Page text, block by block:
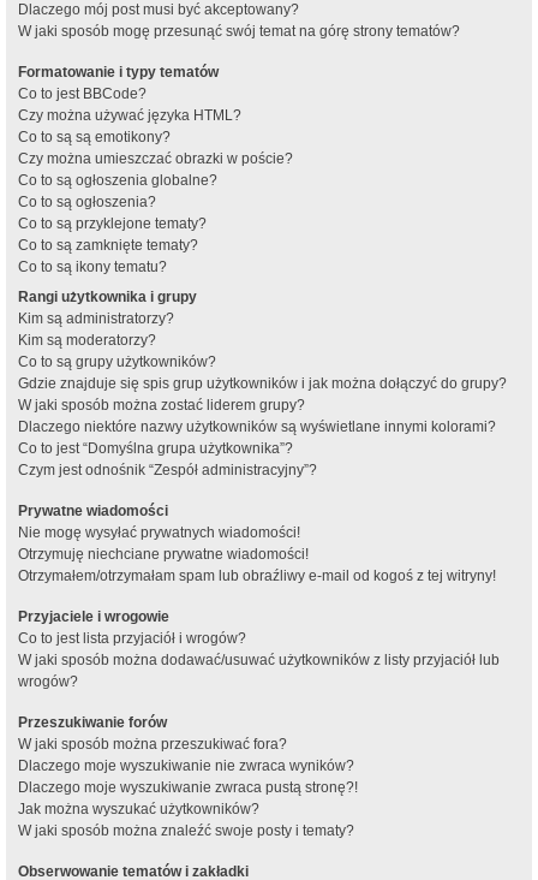
Dlaczego mój post musi być akceptowany?
W jaki sposób mogę przesunąć swój temat na górę strony tematów?
Formatowanie i typy tematów
Co to jest BBCode?
Czy można używać języka HTML?
Co to są są emotikony?
Czy można umieszczać obrazki w poście?
Co to są ogłoszenia globalne?
Co to są ogłoszenia?
Co to są przyklejone tematy?
Co to są zamknięte tematy?
Co to są ikony tematu?
Rangi użytkownika i grupy
Kim są administratorzy?
Kim są moderatorzy?
Co to są grupy użytkowników?
Gdzie znajduje się spis grup użytkowników i jak można dołączyć do grupy?
W jaki sposób można zostać liderem grupy?
Dlaczego niektóre nazwy użytkowników są wyświetlane innymi kolorami?
Co to jest “Domyślna grupa użytkownika”?
Czym jest odnośnik “Zespół administracyjny”?
Prywatne wiadomości
Nie mogę wysyłać prywatnych wiadomości!
Otrzymuję niechciane prywatne wiadomości!
Otrzymałem/otrzymałam spam lub obraźliwy e-mail od kogoś z tej witryny!
Przyjaciele i wrogowie
Co to jest lista przyjaciół i wrogów?
W jaki sposób można dodawać/usuwać użytkowników z listy przyjaciół lub
wrogów?
Przeszukiwanie forów
W jaki sposób można przeszukiwać fora?
Dlaczego moje wyszukiwanie nie zwraca wyników?
Dlaczego moje wyszukiwanie zwraca pustą stronę?!
Jak można wyszukać użytkowników?
W jaki sposób można znaleźć swoje posty i tematy?
Obserwowanie tematów i zakładki